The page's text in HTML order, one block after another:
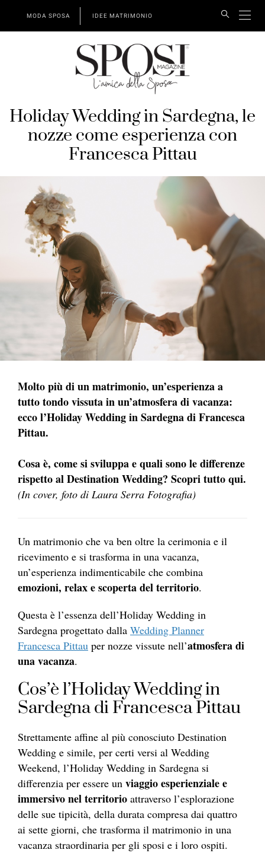
MODA SPOSA IDEE MATRIMONIO
Holiday Wedding in Sardegna, le
nozze come esperienza con
Francesca Pittau
Molto più di un matrimonio, un’esperienza a
tutto tondo vissuta in un’atmosfera di vacanza:
ecco l’Holiday Wedding in Sardegna di Francesca
Pittau.
Cosa è, come si sviluppa e quali sono le differenze
rispetto al Destination Wedding? Scopri tutto qui.
(In cover, foto di Laura Serra Fotografia)
Un matrimonio che va ben oltre la cerimonia e il
ricevimento e si trasforma in una vacanza,
un’esperienza indimenticabile che combina
emozioni, relax e scoperta del territorio.
Questa è l’essenza dell’Holiday Wedding in
Sardegna progettato dalla Wedding Planner
Francesca Pittau per nozze vissute nell’atmosfera di
una vacanza.
Cos’è l’Holiday Wedding in
Sardegna di Francesca Pittau
Strettamente affine al più conosciuto Destination
Wedding e simile, per certi versi al Wedding
Weekend, l’Holiday Wedding in Sardegna si
differenzia per essere un viaggio esperienziale e
immersivo nel territorio attraverso l’esplorazione
delle sue tipicità, della durata compresa dai quattro
ai sette giorni, che trasforma il matrimonio in una
vacanza straordinaria per gli sposi e i loro ospiti.